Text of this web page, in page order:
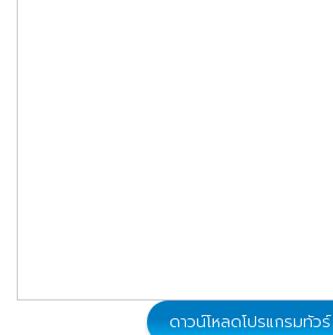
29 ส.ค. - 02 ก.ย. 2569 28,900
ดาวน์โหลดโปรแกรมทัวร์